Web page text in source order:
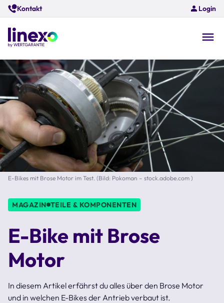
Skip
to
main
content
Kontakt Login
E-Bikes mit Brose Motor im Test. (Bild: Pokoman – stock.adobe.com )
MAGAZIN TEILE & KOMPONENTEN
E-Bike mit Brose
Motor
In diesem Artikel erfährst du alles über den Brose Motor
und in welchen E-Bikes der Antrieb verbaut ist.